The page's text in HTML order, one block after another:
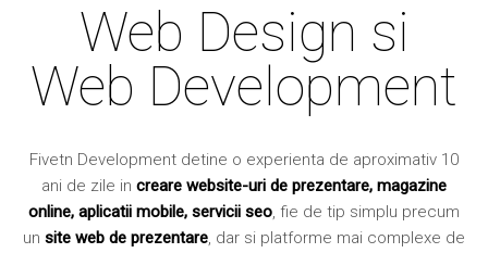
Web Design si
Web Development
Fivetn Development detine o experienta de aproximativ 10
ani de zile in creare website-uri de prezentare, magazine
online, aplicatii mobile, servicii seo, fie de tip simplu precum
un site web de prezentare, dar si platforme mai complexe de